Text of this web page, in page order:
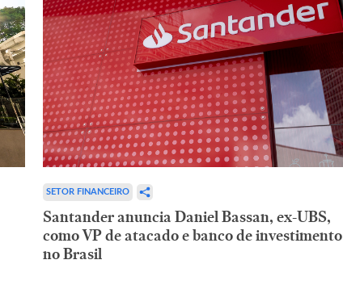
SETOR FINANCEIRO
Santander anuncia Daniel Bassan, ex-UBS,
como VP de atacado e banco de investimento
no Brasil